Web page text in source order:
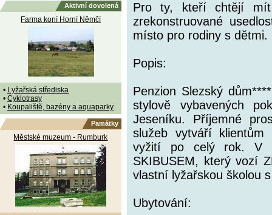
Aktivní dovolená
Farma koní Horní Němčí
• Lyžařská střediska
• Cyklotrasy
• Koupaliště, bazény a aquaparky
Památky
Městské muzeum - Rumburk
Pro ty, kteří chtějí mít
zrekonstruované
místo pro rodiny s dětmi.
Popis:
Penzion Slezský
stylově vybavených
Jeseníku. Příjemné
služeb vytváří klientům
vyžití po celý rok. V
SKIBUSEM, který vozí
vlastní lyžařskou školou
Ubytování: